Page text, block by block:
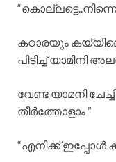
കഠാരയും
പിടിച്ച് യാമിനി
വേണ്ട യാമനി
തീർത്തോളാം ”
“എനിക്ക് ഇപ്പോൾ